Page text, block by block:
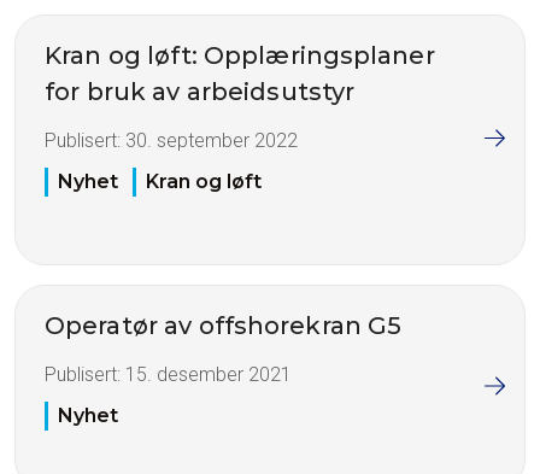
Kran og løft: Opplæringsplaner
for bruk av arbeidsutstyr
Publisert: 30. september 2022
Nyhet
Kran og løft
Operatør av offshorekran G5
Publisert: 15. desember 2021
Nyhet